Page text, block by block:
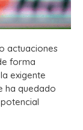
actuaciones
forma
exigente
ha quedado